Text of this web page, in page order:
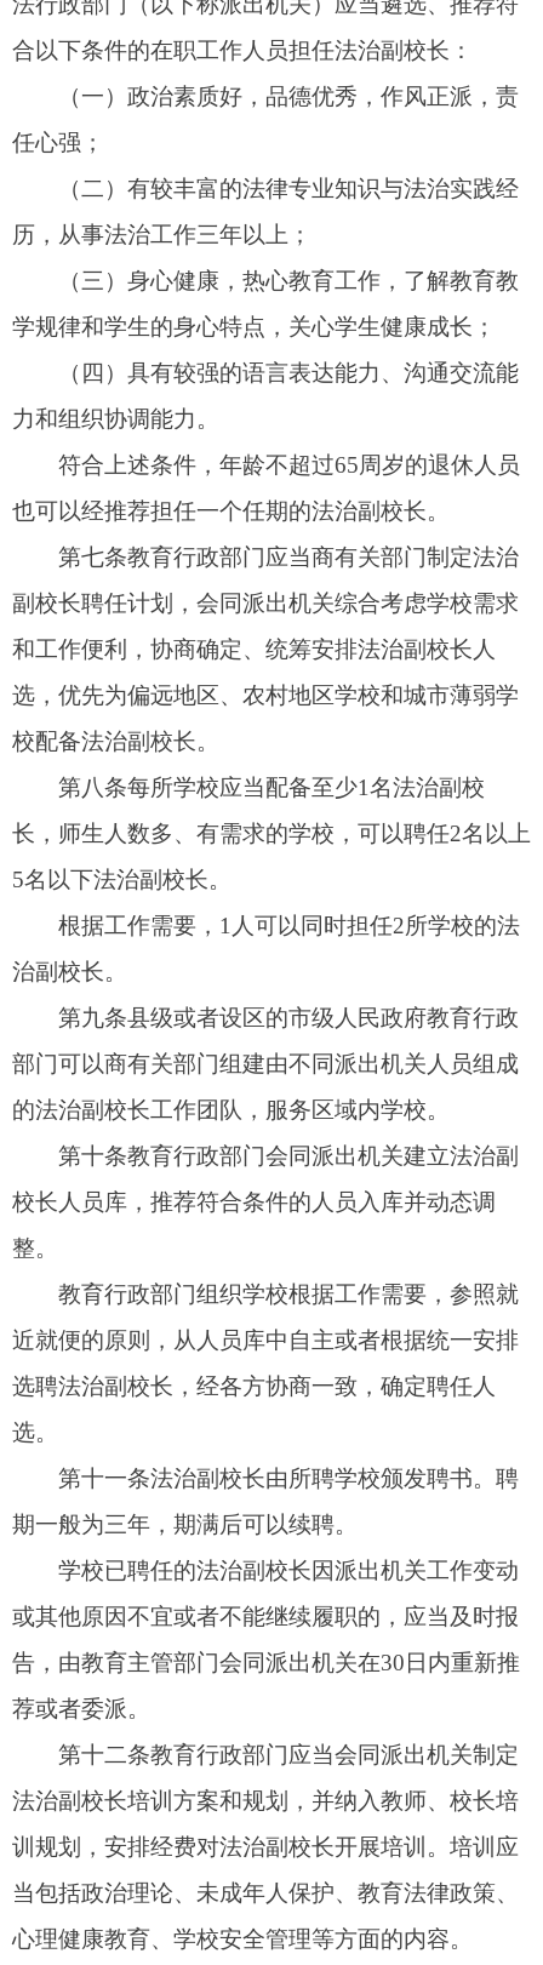
5名以下法治副校长。
根据工作需要，1人可以同时担任2所学校的法
治副校长。
第九条 县级或者设区的市级人民政府教育行政
部门可以商有关部门组建由不同派出机关人员组成
第十条 教育行政部门会同派出机关建立法治副
校长人员库，推荐符合条件的人员入库并动态调
教育行政部门组织学校根据工作需要，参照就
近就便的原则，从人员库中自主或者根据统一安排
选。
第十一条法治副校长由所聘学校颁发聘书。聘
期一般为三年，期满后可以续聘。
学校已聘任的法治副校长因派出机关工作变动
或其他原因不宜或者不能继续履职的，应当及时报
荐或者委派。
第十二条教育行政部门应当会同派出机关制定
法治副校长培训方案和规划，并纳入教师、校长培
训规划，安排经费对法治副校长开展培训。培训应
当包括政治理论、未成年人保护、教育法律政策、
法治副校长任职前，应当接受不少于
培训。任职期间，根据实际安排参加相应的培训。
第十三条派出机关应当采取必要措施，保障所
派出的法治副校长在任职学校有必要的工作时间和
条件，鼓励、支持其履职尽责。
作，积极参加培训，定期到校开展工作。鼓励法治
副校长利用信息化手段，参与学校工作。
第十四条学校应当将支持法治副校长履职纳入
整体工作规划，主动向法治副校长介绍学校有关情
况，定期收集教职工、学生及学生家长的法律服务
好相关工作。涉及法治副校长履职的会议、活动，
应当事先与法治副校长沟通，并通知其参加。
学校应当结合实际为法治副校长履职提供必要
的便利条件。
法治副校长的基本情况和工作职责等应当以适
第十五条 派出机关、教育行政部门可以根据有
关规定，为在偏远农村地区、交通不便地区学校任
职的法治副校长给予食宿、交通等补助。
第十六条 学校应当建立法治副校长工作评价制
度，按年度对法治副校长工作情况作出评价。
工、学生及学生家长意见，形成客观、公正的评价
结果，并将结果报送教育主管部门，由教育主管部